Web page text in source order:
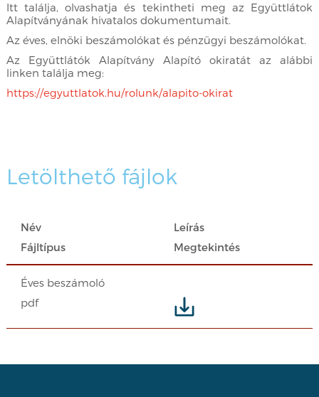
Itt találja, olvashatja és tekintheti meg az Együttlátok
Alapítványának hivatalos dokumentumait.
Az éves, elnöki beszámolókat és pénzügyi beszámolókat.
Az Együttlátók Alapítvány Alapító okiratát az alábbi
linken találja meg:
https://egyuttlatok.hu/rolunk/alapito-okirat
Letölthető fájlok
Név
Leírás
Fájltípus
Megtekintés
Éves beszámoló
pdf